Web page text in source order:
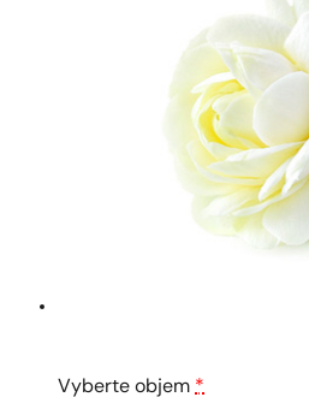
Vyberte objem *